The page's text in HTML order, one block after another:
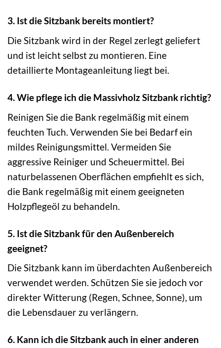
3. Ist die Sitzbank bereits montiert?
Die Sitzbank wird in der Regel zerlegt geliefert
und ist leicht selbst zu montieren. Eine
detaillierte Montageanleitung liegt bei.
4. Wie pflege ich die Massivholz Sitzbank richtig?
Reinigen Sie die Bank regelmäßig mit einem
feuchten Tuch. Verwenden Sie bei Bedarf ein
mildes Reinigungsmittel. Vermeiden Sie
aggressive Reiniger und Scheuermittel. Bei
naturbelassenen Oberflächen empfiehlt es sich,
die Bank regelmäßig mit einem geeigneten
Holzpflegeöl zu behandeln.
5. Ist die Sitzbank für den Außenbereich
geeignet?
Die Sitzbank kann im überdachten Außenbereich
verwendet werden. Schützen Sie sie jedoch vor
direkter Witterung (Regen, Schnee, Sonne), um
die Lebensdauer zu verlängern.
6. Kann ich die Sitzbank auch in einer anderen